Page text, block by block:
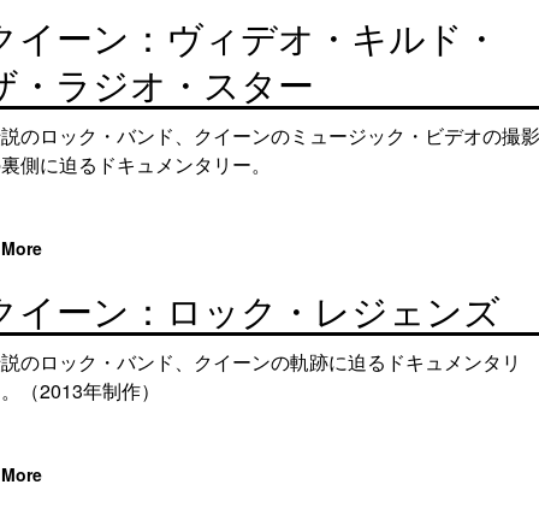
イーン：ヴィデオ・キルド・
・ラジオ・スター
のロック・バンド、クイーンのミュージック・ビデオの撮影
側に迫るドキュメンタリー。
More
イーン：ロック・レジェンズ
のロック・バンド、クイーンの軌跡に迫るドキュメンタリ
（2013年制作）
More